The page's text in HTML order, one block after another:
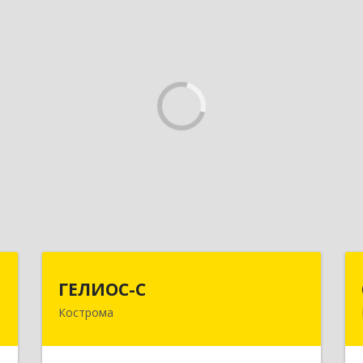
ГЕЛИОС-С
Кострома
156026, Костромская обл, г.о. город